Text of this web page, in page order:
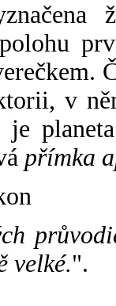
v
přímka
velké.".